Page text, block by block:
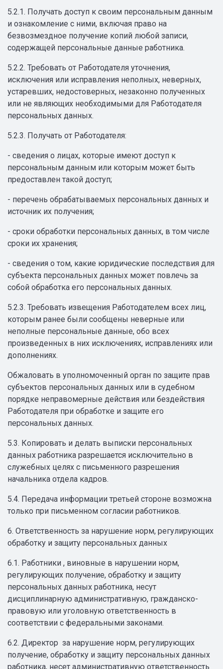
5.2.1. Получать доступ к своим персональным данным
и ознакомление с ними, включая право на
безвозмездное получение копий любой записи,
содержащей персональные данные работника.
5.2.2. Требовать от Работодателя уточнения,
исключения или исправления неполных, неверных,
устаревших, недостоверных, незаконно полученных
или не являющих необходимыми для Работодателя
персональных данных.
5.2.3. Получать от Работодателя:
- сведения о лицах, которые имеют доступ к
персональным данным или которым может быть
предоставлен такой доступ;
- перечень обрабатываемых персональных данных и
источник их получения;
- сроки обработки персональных данных, в том числе
сроки их хранения;
- сведения о том, какие юридические последствия для
субъекта персональных данных может повлечь за
собой обработка его персональных данных.
5.2.3. Требовать извещения Работодателем всех лиц,
которым ранее были сообщены неверные или
неполные персональные данные, обо всех
произведенных в них исключениях, исправлениях или
дополнениях.
Обжаловать в уполномоченный орган по защите прав
субъектов персональных данных или в судебном
порядке неправомерные действия или бездействия
Работодателя при обработке и защите его
персональных данных.
5.3. Копировать и делать выписки персональных
данных работника разрешается исключительно в
служебных целях с письменного разрешения
начальника отдела кадров.
5.4. Передача информации третьей стороне возможна
только при письменном согласии работников.
6. Ответственность за нарушение норм, регулирующих
обработку и защиту персональных данных
6.1. Работники , виновные в нарушении норм,
регулирующих получение, обработку и защиту
персональных данных работника, несут
дисциплинарную административную, гражданско-
правовую или уголовную ответственность в
соответствии с федеральными законами.
6.2. Директор за нарушение норм, регулирующих
получение, обработку и защиту персональных данных
работника, несет административную ответственность